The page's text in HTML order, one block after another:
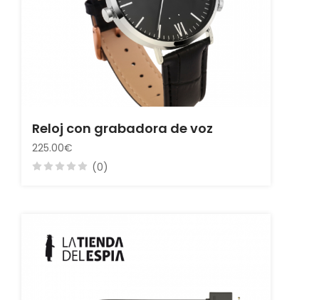
Reloj con grabadora de voz
225.00€
(0)